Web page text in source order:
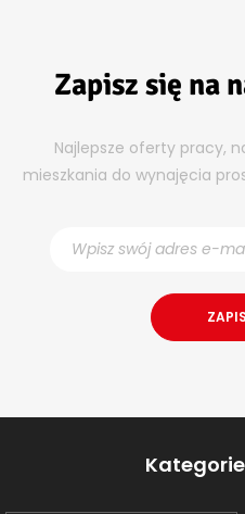
Zapisz się na
Najlepsze oferty pracy,
mieszkania do wynajęcia